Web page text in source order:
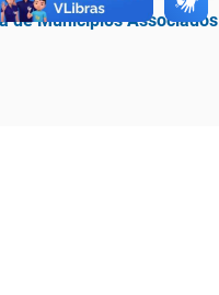
de Municípios Associados